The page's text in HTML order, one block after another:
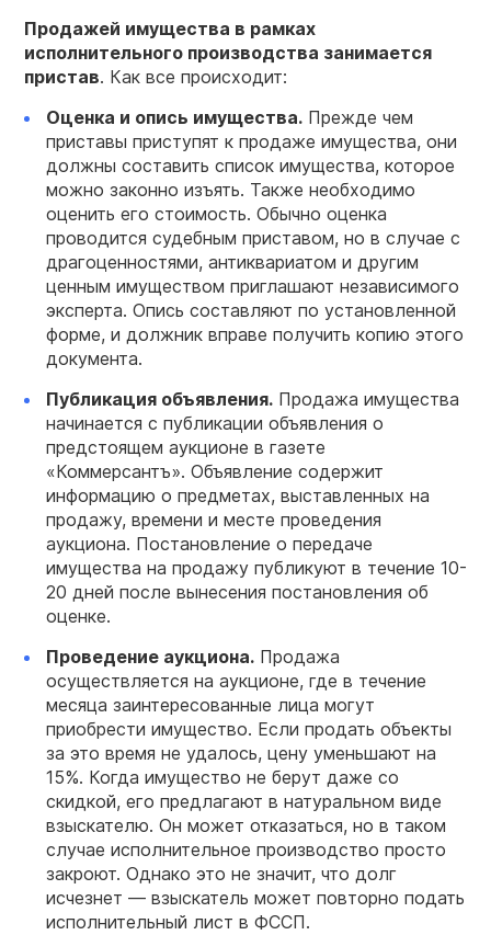
Продажей имущества в рамках
исполнительного производства занимается
пристав. Как все происходит:
Оценка и опись имущества. Прежде чем
приставы приступят к продаже имущества, они
должны составить список имущества, которое
можно законно изъять. Также необходимо
оценить его стоимость. Обычно оценка
проводится судебным приставом, но в случае с
драгоценностями, антиквариатом и другим
ценным имуществом приглашают независимого
эксперта. Опись составляют по установленной
форме, и должник вправе получить копию этого
документа.
Публикация объявления. Продажа имущества
начинается с публикации объявления о
предстоящем аукционе в газете
«Коммерсантъ». Объявление содержит
информацию о предметах, выставленных на
продажу, времени и месте проведения
аукциона. Постановление о передаче
имущества на продажу публикуют в течение 10-
20 дней после вынесения постановления об
оценке.
Проведение аукциона. Продажа
осуществляется на аукционе, где в течение
месяца заинтересованные лица могут
приобрести имущество. Если продать объекты
за это время не удалось, цену уменьшают на
15%. Когда имущество не берут даже со
скидкой, его предлагают в натуральном виде
взыскателю. Он может отказаться, но в таком
случае исполнительное производство просто
закроют. Однако это не значит, что долг
исчезнет — взыскатель может повторно подать
исполнительный лист в ФССП.